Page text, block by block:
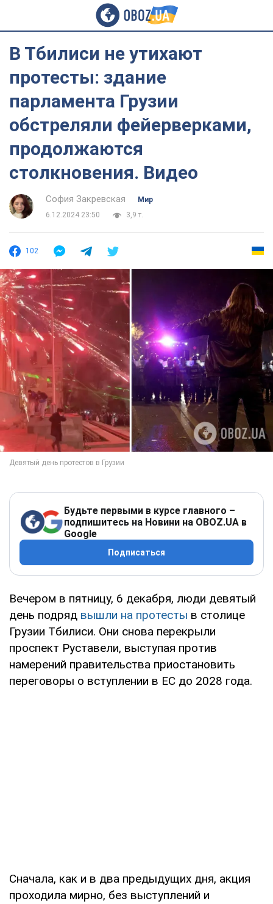
В Тбилиси не утихают
протесты: здание
парламента Грузии
обстреляли фейерверками,
продолжаются
столкновения. Видео
София Закревская
Мир
6.12.2024 23:50
3,9 т.
102
Будьте первыми в курсе главного –
подпишитесь на Новини на OBOZ.UA в
Google
Подписаться
Вечером в пятницу, 6 декабря, люди девятый
день подряд вышли на протесты в столице
Грузии Тбилиси. Они снова перекрыли
проспект Руставели, выступая против
намерений правительства приостановить
переговоры о вступлении в ЕС до 2028 года.
Сначала, как и в два предыдущих дня, акция
проходила мирно, без выступлений и